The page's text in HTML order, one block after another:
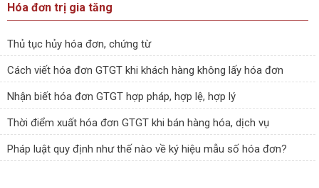
Hóa đơn trị gia tăng
Thủ tục hủy hóa đơn, chứng từ
Cách viết hóa đơn GTGT khi khách hàng không lấy hóa đơn
Nhận biết hóa đơn GTGT hợp pháp, hợp lệ, hợp lý
Thời điểm xuất hóa đơn GTGT khi bán hàng hóa, dịch vụ
Pháp luật quy định như thế nào về ký hiệu mẫu số hóa đơn?